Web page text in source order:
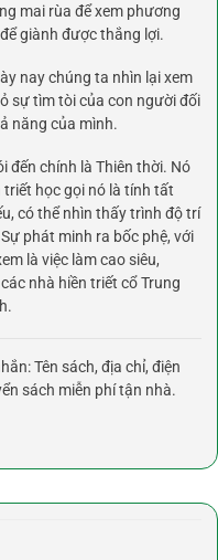
mai rùa để xem phương
giành được thắng lợi.
nay chúng ta nhìn lại xem
sự tìm tòi của con người đối
năng của mình.
đến chính là Thiên thời. Nó
triết học gọi nó là tính tất
có thể nhìn thấy trình độ trí
phát minh ra bốc phệ, với
là việc làm cao siêu,
nhà hiền triết cổ Trung
Tên sách, địa chỉ, điện
sách miễn phí tận nhà.